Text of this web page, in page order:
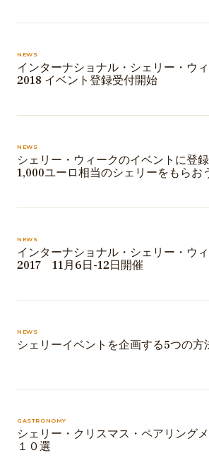
NEWS
インターナショナル・シェリー・ウ
2018 イベント登録受付開始
NEWS
シェリー・ウィークのイベントに登
1,000ユーロ相当のシェリーをもらお
NEWS
インターナショナル・シェリー・ウ
2017 11月6日-12日開催
NEWS
シェリーイベントを企画する5つの方
GASTRONOMY
シェリー・クリスマス・ペアリング
１０選